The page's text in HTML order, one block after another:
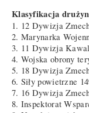
Klasyfikacja
1. 12 Dywizja
2. Marynarka
3. 11 Dywizja
4. Wojska obrony
5. 18 Dywizja
6. Siły powietrzne
7. 16 Dywizja
8. Inspektorat